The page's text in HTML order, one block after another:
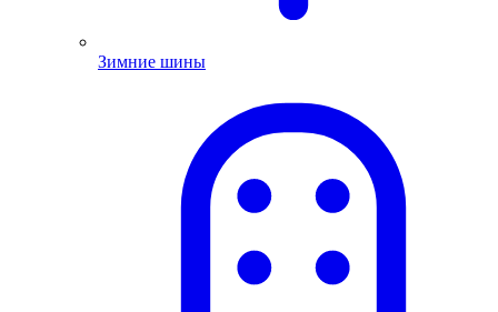
Зимние шины